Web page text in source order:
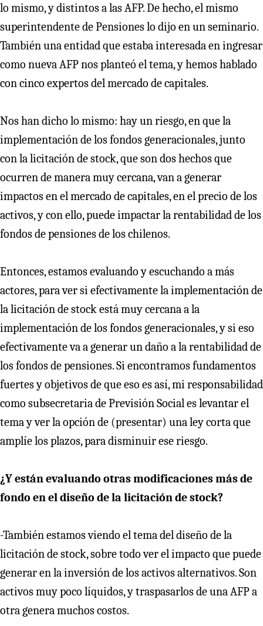
lo mismo, y distintos a las AFP. De hecho, el mismo
superintendente de Pensiones lo dijo en un seminario.
También una entidad que estaba interesada en ingresar
como nueva AFP nos planteó el tema, y hemos hablado
con cinco expertos del mercado de capitales.
Nos han dicho lo mismo: hay un riesgo, en que la
implementación de los fondos generacionales, junto
con la licitación de stock, que son dos hechos que
ocurren de manera muy cercana, van a generar
impactos en el mercado de capitales, en el precio de los
activos, y con ello, puede impactar la rentabilidad de los
fondos de pensiones de los chilenos.
Entonces, estamos evaluando y escuchando a más
actores, para ver si efectivamente la implementación de
la licitación de stock está muy cercana a la
implementación de los fondos generacionales, y si eso
efectivamente va a generar un daño a la rentabilidad de
los fondos de pensiones. Si encontramos fundamentos
fuertes y objetivos de que eso es así, mi responsabilidad
como subsecretaria de Previsión Social es levantar el
tema y ver la opción de (presentar) una ley corta que
amplíe los plazos, para disminuir ese riesgo.
¿Y están evaluando otras modificaciones más de
fondo en el diseño de la licitación de stock?
-También estamos viendo el tema del diseño de la
licitación de stock, sobre todo ver el impacto que puede
generar en la inversión de los activos alternativos. Son
activos muy poco líquidos, y traspasarlos de una AFP a
otra genera muchos costos.